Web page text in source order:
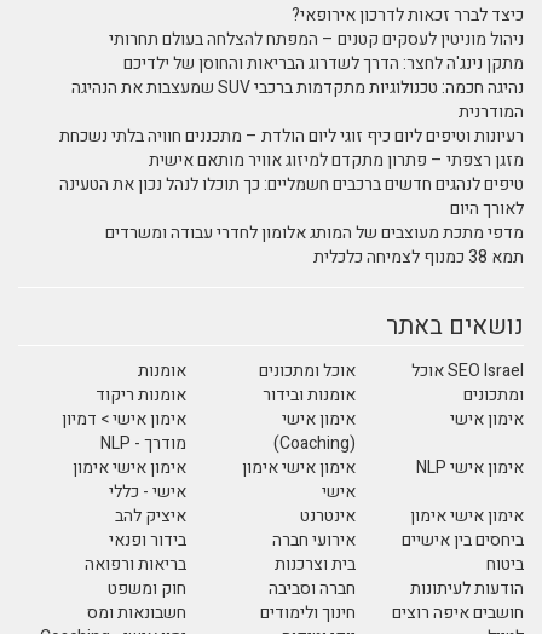
כיצד לברר זכאות לדרכון אירופאי?
ניהול מוניטין לעסקים קטנים – המפתח להצלחה בעולם תחרותי
מתקן נינג'ה לחצר: הדרך לשדרוג הבריאות והחוסן של ילדיכם
נהיגה חכמה: טכנולוגיות מתקדמות ברכבי SUV שמעצבות את הנהיגה
המודרנית
רעיונות וטיפים ליום כיף זוגי ליום הולדת – מתכננים חוויה בלתי נשכחת
מזגן רצפתי – פתרון מתקדם למיזוג אוויר מותאם אישית
טיפים לנהגים חדשים ברכבים חשמליים: כך תוכלו לנהל נכון את הטעינה
לאורך היום
מדפי מתכת מעוצבים של המותג אלומון לחדרי עבודה ומשרדים
תמא 38 כמנוף לצמיחה כלכלית
נושאים באתר
SEO Israel אוכל
ומתכונים
אוכל ומתכונים
אומנות
אומנות ובידור
אומנות ריקוד
אימון אישי
אימון אישי
(Coaching)
אימון אישי > דמיון
מודרך - NLP
אימון אישי NLP
אימון אישי אימון
אישי
אימון אישי אימון
אישי - כללי
אימון אישי אימון
ביחסים בין אישיים
אינטרנט
איציק להב
אירועי חברה
בידור ופנאי
ביטוח
בית וצרכנות
בריאות ורפואה
הודעות לעיתונות
חברה וסביבה
חוק ומשפט
חושבים איפה רוצים
חינוך ולימודים
חשבונאות ומס